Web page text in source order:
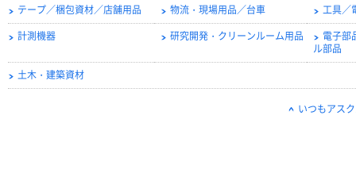
テープ／梱包資材／店舗用品 物流・現場用品／台車 工具／
計測機器 研究開発・クリーンルーム用品
電子部
ル部品
土木・建築資材
いつもアス